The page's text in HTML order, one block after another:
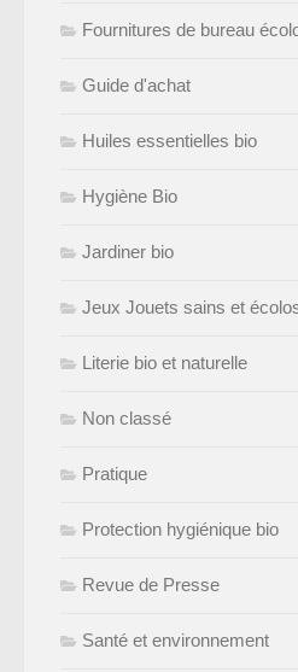
Fournitures de bureau
Guide d'achat
Huiles essentielles bio
Hygiène Bio
Jardiner bio
Jeux Jouets sains et
Literie bio et naturelle
Non classé
Pratique
Protection hygiénique bio
Revue de Presse
Santé et environnement